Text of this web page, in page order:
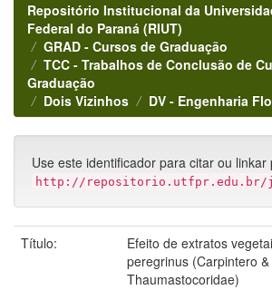
Repositório Institucional da
Federal do Paraná (RIUT)
GRAD - Cursos de Graduação
TCC - Trabalhos de Conclusão de
Graduação
Dois Vizinhos
DV - Engenharia
Use este identificador para citar ou linkar
http://repositorio.utfpr.edu.br/
Título:
Efeito de extratos
peregrinus (Carpintero
Thaumastocoridae)